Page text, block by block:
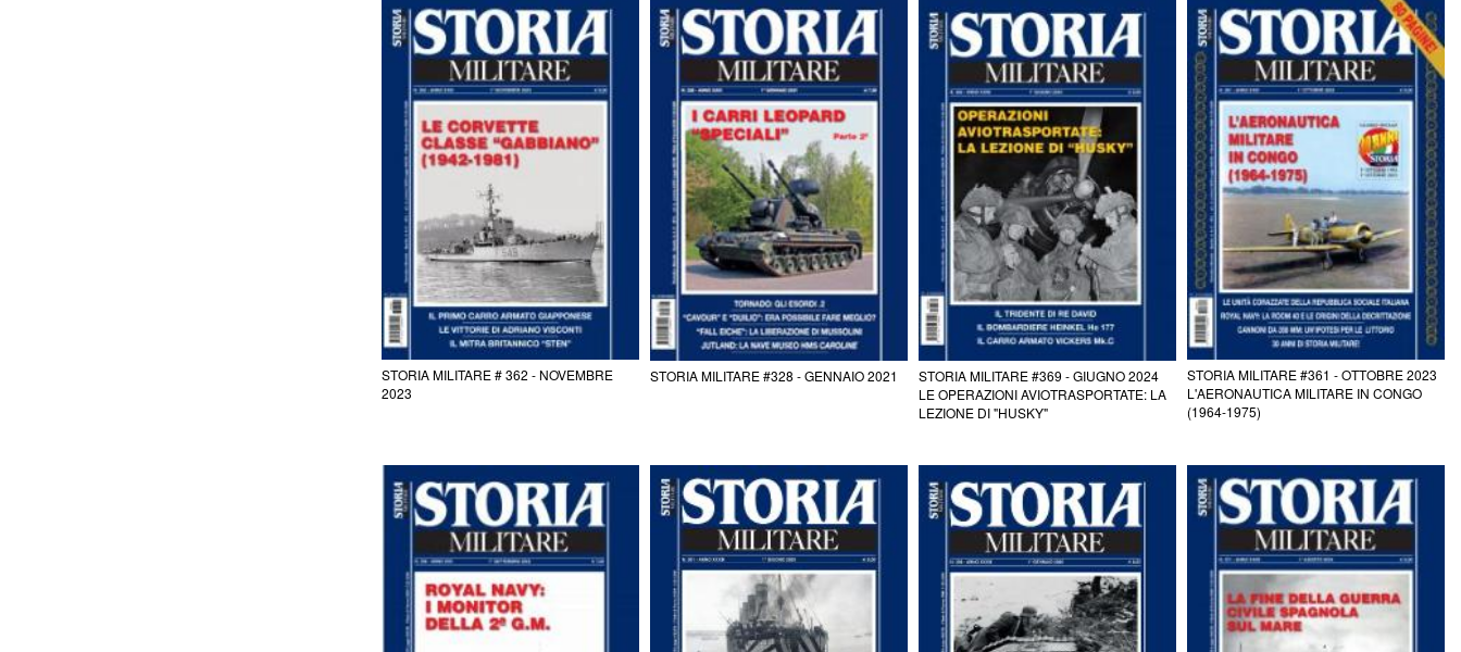
STORIA MILITARE # 362 - NOVEMBRE
2023
STORIA MILITARE #328 - GENNAIO 2021
STORIA MILITARE #369 - GIUGNO 2024
LE OPERAZIONI AVIOTRASPORTATE: LA
LEZIONE DI "HUSKY"
STORIA MILITARE #361 - OTTOBRE 2023
L'AERONAUTICA MILITARE IN CONGO
(1964-1975)